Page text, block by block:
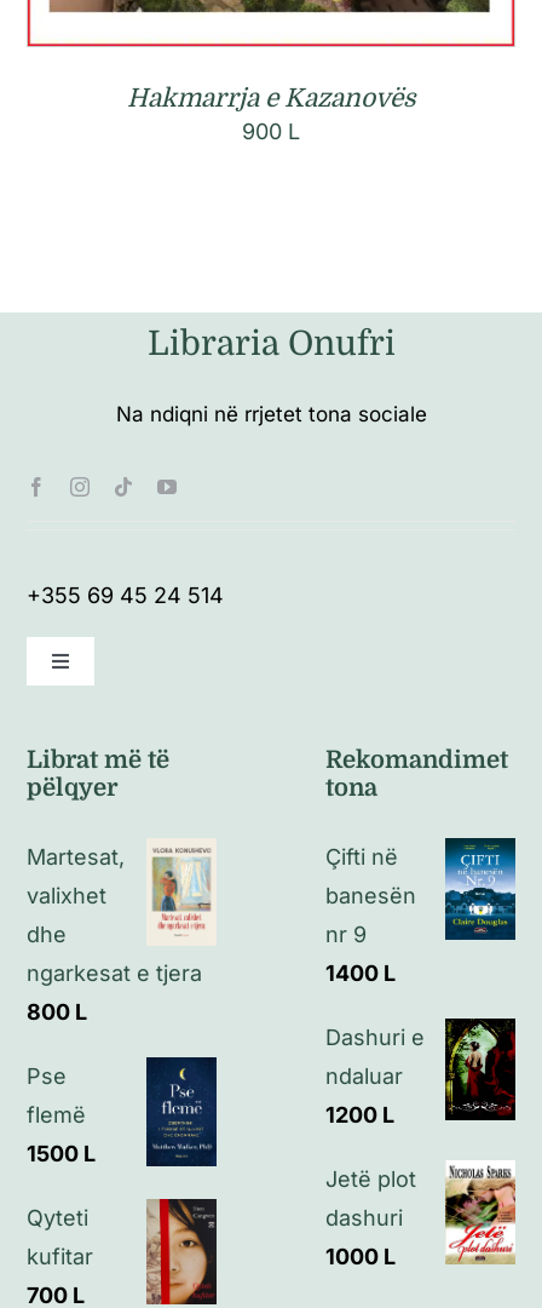
Hakmarrja e Kazanovës
900 L
Libraria Onufri
Na ndiqni në rrjetet tona sociale
+355 69 45 24 514
Toggle
Politikat e kthimeve
Politikat e privatësisë
Librat më të
pëlqyer
Martesat,
valixhet
dhe
ngarkesat e tjera
800 L
Pse
flemë
1500 L
Qyteti
kufitar
700 L
Rekomandimet
tona
Çifti në
banesën
nr 9
1400 L
Dashuri e
ndaluar
1200 L
Jetë plot
dashuri
1000 L